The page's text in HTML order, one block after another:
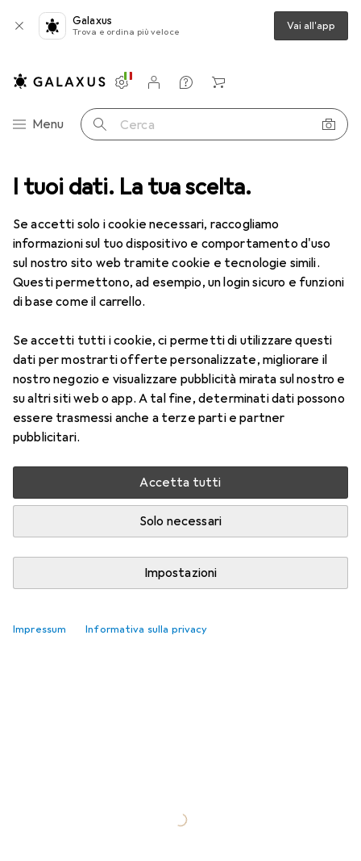
I tuoi dati. La tua scelta.
Se accetti solo i cookie necessari, raccogliamo
informazioni sul tuo dispositivo e comportamento d'uso
sul nostro sito web tramite cookie e tecnologie simili.
Questi permettono, ad esempio, un login sicuro e funzioni
di base come il carrello.
Se accetti tutti i cookie, ci permetti di utilizzare questi
dati per mostrarti offerte personalizzate, migliorare il
nostro negozio e visualizzare pubblicità mirata sul nostro e
su altri siti web o app. A tal fine, determinati dati possono
essere trasmessi anche a terze parti e partner
pubblicitari.
Accetta tutti
Solo necessari
Impostazioni
Impressum Informativa sulla privacy
Galaxus
Trova e ordina più veloce Vai all'app
Categoria Navigazione
Menu Cerca
Impostazioni
Conto cliente
Liste di confronto
Liste dei desideri
Carrello
+ Giardino Sicurezza Sicurezza degli edifici
Antincendio
Prodotti Forum